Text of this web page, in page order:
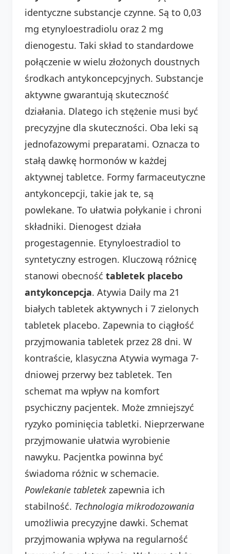
identyczne substancje czynne. Są to 0,03
mg etynyloestradiolu oraz 2 mg
dienogestu. Taki skład to standardowe
połączenie w wielu złożonych doustnych
środkach antykoncepcyjnych. Substancje
aktywne gwarantują skuteczność
działania. Dlatego ich stężenie musi być
precyzyjne dla skuteczności. Oba leki są
jednofazowymi preparatami. Oznacza to
stałą dawkę hormonów w każdej
aktywnej tabletce. Formy farmaceutyczne
antykoncepcji, takie jak te, są
powlekane. To ułatwia połykanie i chroni
składniki. Dienogest działa
progestagennie. Etynyloestradiol to
syntetyczny estrogen. Kluczową różnicę
stanowi obecność tabletek placebo
antykoncepcja. Atywia Daily ma 21
białych tabletek aktywnych i 7 zielonych
tabletek placebo. Zapewnia to ciągłość
przyjmowania tabletek przez 28 dni. W
kontraście, klasyczna Atywia wymaga 7-
dniowej przerwy bez tabletek. Ten
schemat ma wpływ na komfort
psychiczny pacjentek. Może zmniejszyć
ryzyko pominięcia tabletki. Nieprzerwane
przyjmowanie ułatwia wyrobienie
nawyku. Pacjentka powinna być
świadoma różnic w schemacie.
Powlekanie tabletek zapewnia ich
stabilność. Technologia mikrodozowania
umożliwia precyzyjne dawki. Schemat
przyjmowania wpływa na regularność